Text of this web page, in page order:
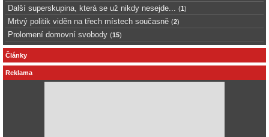
Další superskupina, která se už nikdy nesejde... (1)
Mrtvý politik viděn na třech místech současně (2)
Prolomení domovní svobody (15)
Články
Reklama